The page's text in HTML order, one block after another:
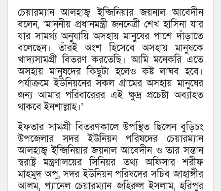
চেয়ারম্যান আলহাজ্ব ইন্জিনিয়ার জয়নাল আবেদীন
বলেন, ‘মাননীয় প্রধানমন্ত্রী জননেত্রী শেখ হাসিনা যার
যার সামর্থ্য অনুযায়ি অসহায় মানুষের পাশে দাঁড়াতে
বলেছেন। তাঁরই অংশ হিসেবে অসহায় মানুষকে
খাদ্যসামগ্রী বিতরণ করতেছি। আমি মনেকরি এতে
অসহায় মানুষদের কিছুটা হলেও কষ্ট লাঘব হবে।
পর্যাক্রমে ইউনিয়নের সকল গ্রামের অসহায় মানুষের
জন্য আমার পরিবারেরর এই ক্ষুদ্র প্রচেষ্টা অব্যাহত
থাকবে ইনশাল্লাহ।’
ইফতার সামগ্রী বিতরণকালে উপস্থিত ছিলেন বুড়িচং
উপজেলার সদর ইউনিয়ন পরিষদের চেয়ারম্যান
আলহাজ্ব ইন্জিনিয়ার জয়নাল আবেদীন ও তার সন্তান
স্বরাষ্ট্র মন্ত্রণালয়ের সিনিয়র তথ্য অফিসার শরীফ
মাহমুদ অপু, সদর ইউনিয়ন পরিষদের সচিব জাহাঙ্গীর
আলম, প্যানেল চেয়ারম্যান জহিরুল ইসলাম, হরিপুর